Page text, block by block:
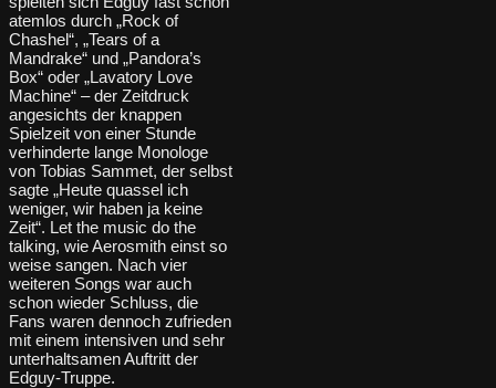
atemlos durch „Rock of
Chashel“, „Tears of a
Mandrake“ und „Pandora’s
Box“ oder „Lavatory Love
Machine“ – der Zeitdruck
angesichts der knappen
Spielzeit von einer Stunde
verhinderte lange Monologe
von Tobias Sammet, der selbst
sagte „Heute quassel ich
weniger, wir haben ja keine
Zeit“. Let the music do the
talking, wie Aerosmith einst so
weise sangen. Nach vier
weiteren Songs war auch
schon wieder Schluss, die
Fans waren dennoch zufrieden
mit einem intensiven und sehr
unterhaltsamen Auftritt der
Edguy-Truppe.